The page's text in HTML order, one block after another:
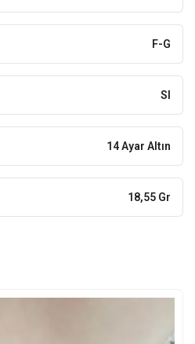
F-G
SI
14 Ayar Altın
18,55 Gr